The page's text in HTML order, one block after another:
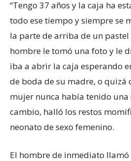
“Tengo 37 años y la caja ha
todo ese tiempo y siempre se
la parte de arriba de un pastel
hombre le tomó una foto y le
iba a abrir la caja esperando
de boda de su madre, o quizá
mujer nunca había tenido una
cambio, halló los restos
neonato de sexo femenino.
El hombre de inmediato